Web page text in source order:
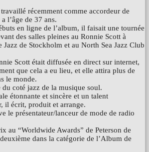
récemment comme accordeur de
l’âge de 37 ans.
en ligne de l’album, il faisait une tournée
des salles pleines au Ronnie Scott à
Jazz de Stockholm et au North Sea Jazz Club
Scott était diffusée en direct sur internet,
que cela a eu lieu, et elle attira plus de
le monde.
du coté jazz de la musique soul.
étonnante et sincère et un talent
il écrit, produit et arrange.
le présentateur/lanceur de mode de radio
au “Worldwide Awards” de Peterson de
dans la catégorie de l’Album de